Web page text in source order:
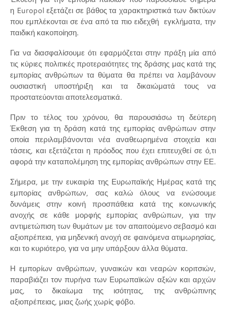
η Europol εξετάζει σε βάθος τα χαρακτηριστικά των δικτύων
που εμπλέκονται σε ένα από τα πιο ειδεχθή εγκλήματα, την
παιδική κακοποίηση.
Για να διασφαλίσουμε ότι εφαρμόζεται στην πράξη μία από
τις κύριες πολιτικές προτεραιότητες της δράσης μας κατά της
εμπορίας ανθρώπων τα θύματα θα πρέπει να λαμβάνουν
ουσιαστική υποστήριξη και τα δικαιώματά τους να
προστατεύονται αποτελεσματικά.
Πριν το τέλος του χρόνου, θα παρουσιάσω τη δεύτερη
Έκθεση για τη δράση κατά της εμπορίας ανθρώπων στην
οποία περιλαμβάνονται νέα αναθεωρημένα στοιχεία και
τάσεις, και εξετάζεται η πρόοδος που έχει επιτευχθεί σε ό,τι
αφορά την καταπολέμηση της εμπορίας ανθρώπων στην ΕΕ.
Σήμερα, με την ευκαιρία της Ευρωπαϊκής Ημέρας κατά της
εμπορίας ανθρώπων, σας καλώ όλους να ενώσουμε
δυνάμεις στην κοινή προσπάθεια κατά της κοινωνικής
ανοχής σε κάθε μορφής εμπορίας ανθρώπων, για την
αντιμετώπιση των θυμάτων με τον απαιτούμενο σεβασμό και
αξιοπρέπεια, για μηδενική ανοχή σε φαινόμενα ατιμωρησίας,
και το κυριότερο, για να μην υπάρξουν άλλα θύματα.
Η εμπορίων ανθρώπων, γυναικών και νεαρών κοριτσιών,
παραβιάζει τον πυρήνα των Ευρωπαϊκών αξιών και αρχών
μας, το δικαίωμα της ισότητας, της ανθρώπινης
αξιοπρέπειας, μιας ζωής χωρίς φόβο.